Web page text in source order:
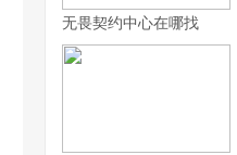
无畏契约中心在哪找